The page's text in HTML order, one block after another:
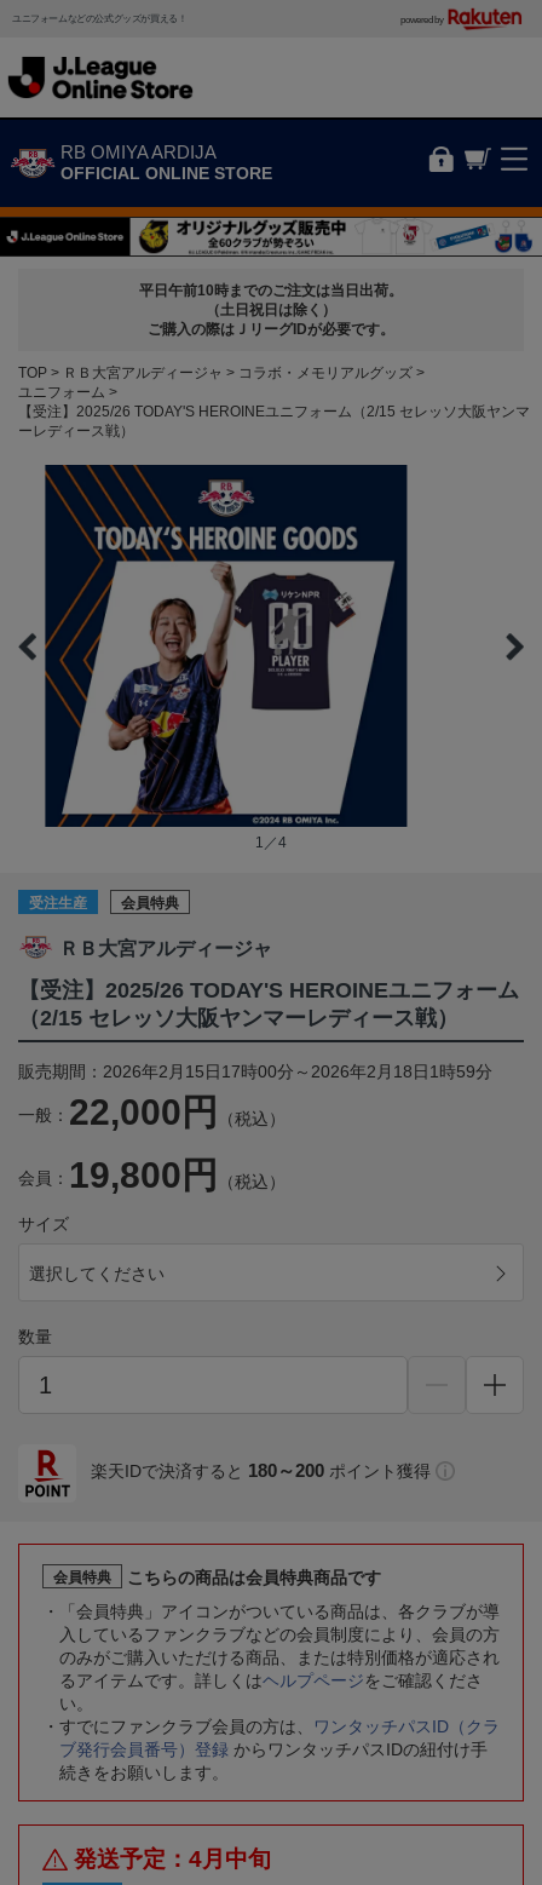
ユニフォームなどの公式グッズが買える！ powered by
RB OMIYA ARDIJA
OFFICIAL ONLINE STORE
平日午前10時までのご注文は当日出荷。
（土日祝日は除く）
ご購入の際はＪリーグIDが必要です。
TOP ＲＢ大宮アルディージャ
コラボ・メモリアルグッズ
ユニフォーム
【受注】2025/26 TODAY'S HEROINEユニフォーム（2/15 セレッソ大阪ヤンマ
ーレディース戦）
1／4
受注生産 会員特典
ＲＢ大宮アルディージャ
【受注】2025/26 TODAY'S HEROINEユニフォーム
（2/15 セレッソ大阪ヤンマーレディース戦）
販売期間：2026年2月15日17時00分～2026年2月18日1時59分
一般： 22,000円 （税込）
会員： 19,800円 （税込）
サイズ
選択してください
数量
楽天IDで決済すると 180～200 ポイント獲得
会員特典
こちらの商品は会員特典商品です
「会員特典」アイコンがついている商品は、各クラブが導
入しているファンクラブなどの会員制度により、会員の方
のみがご購入いただける商品、または特別価格が適応され
るアイテムです。詳しくはヘルプページをご確認くださ
い。
すでにファンクラブ会員の方は、
ワンタッチパスID（クラ
ブ発行会員番号）登録 からワンタッチパスIDの紐付け手
続きをお願いします。
発送予定：4月中旬